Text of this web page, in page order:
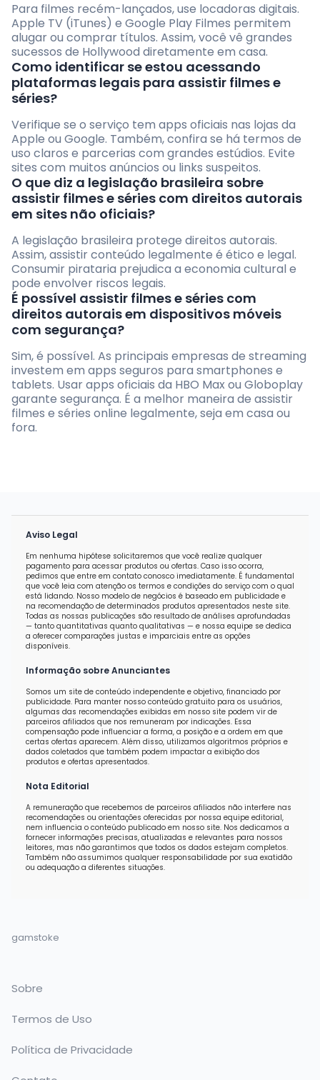
Para filmes recém-lançados, use locadoras digitais.
Apple TV (iTunes) e Google Play Filmes permitem
alugar ou comprar títulos. Assim, você vê grandes
sucessos de Hollywood diretamente em casa.
Como identificar se estou acessando
plataformas legais para assistir filmes e
séries?
Verifique se o serviço tem apps oficiais nas lojas da
Apple ou Google. Também, confira se há termos de
uso claros e parcerias com grandes estúdios. Evite
sites com muitos anúncios ou links suspeitos.
O que diz a legislação brasileira sobre
assistir filmes e séries com direitos autorais
em sites não oficiais?
A legislação brasileira protege direitos autorais.
Assim, assistir conteúdo legalmente é ético e legal.
Consumir pirataria prejudica a economia cultural e
pode envolver riscos legais.
É possível assistir filmes e séries com
direitos autorais em dispositivos móveis
com segurança?
Sim, é possível. As principais empresas de streaming
investem em apps seguros para smartphones e
tablets. Usar apps oficiais da HBO Max ou Globoplay
garante segurança. É a melhor maneira de assistir
filmes e séries online legalmente, seja em casa ou
fora.
Aviso Legal
Em nenhuma hipótese solicitaremos que você realize qualquer
pagamento para acessar produtos ou ofertas. Caso isso ocorra,
pedimos que entre em contato conosco imediatamente. É fundamental
que você leia com atenção os termos e condições do serviço com o qual
está lidando. Nosso modelo de negócios é baseado em publicidade e
na recomendação de determinados produtos apresentados neste site.
Todas as nossas publicações são resultado de análises aprofundadas
— tanto quantitativas quanto qualitativas — e nossa equipe se dedica
a oferecer comparações justas e imparciais entre as opções
disponíveis.
Informação sobre Anunciantes
Somos um site de conteúdo independente e objetivo, financiado por
publicidade. Para manter nosso conteúdo gratuito para os usuários,
algumas das recomendações exibidas em nosso site podem vir de
parceiros afiliados que nos remuneram por indicações. Essa
compensação pode influenciar a forma, a posição e a ordem em que
certas ofertas aparecem. Além disso, utilizamos algoritmos próprios e
dados coletados que também podem impactar a exibição dos
produtos e ofertas apresentados.
Nota Editorial
A remuneração que recebemos de parceiros afiliados não interfere nas
recomendações ou orientações oferecidas por nossa equipe editorial,
nem influencia o conteúdo publicado em nosso site. Nos dedicamos a
fornecer informações precisas, atualizadas e relevantes para nossos
leitores, mas não garantimos que todos os dados estejam completos.
Também não assumimos qualquer responsabilidade por sua exatidão
ou adequação a diferentes situações.
gamstoke
Sobre
Termos de Uso
Política de Privacidade